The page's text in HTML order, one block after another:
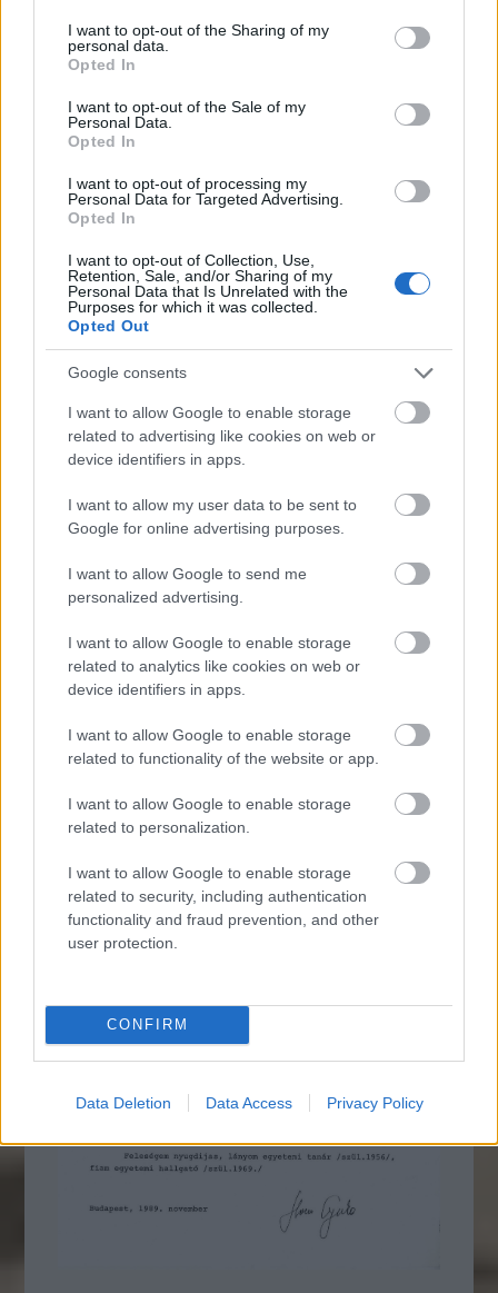
not limited to your visit or usage behaviour. You may click to
grant or deny consent to Google and its third-party tags to
use your data for below specified purposes in below Google
consent section.
I want to opt-out of the Sharing of my
personal data.
Opted In
I want to opt-out of the Sale of my
Personal Data.
Opted In
I want to opt-out of processing my
Personal Data for Targeted Advertising.
Opted In
I want to opt-out of Collection, Use,
Retention, Sale, and/or Sharing of my
Personal Data that Is Unrelated with the
Purposes for which it was collected.
Opted Out
Google consents
I want to allow Google to enable storage
related to advertising like cookies on web or
device identifiers in apps.
I want to allow my user data to be sent to
Google for online advertising purposes.
I want to allow Google to send me
personalized advertising.
I want to allow Google to enable storage
related to analytics like cookies on web or
device identifiers in apps.
I want to allow Google to enable storage
related to functionality of the website or app.
I want to allow Google to enable storage
related to personalization.
I want to allow Google to enable storage
related to security, including authentication
functionality and fraud prevention, and other
user protection.
CONFIRM
Data Deletion Data Access Privacy Policy
1985. Molnár Csilla a tragikus sorsú